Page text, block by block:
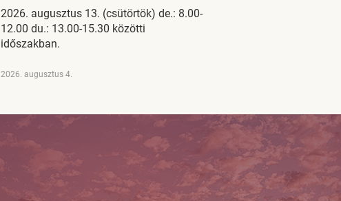
2026. augusztus 13. (csütörtök) de.: 8.00-
12.00 du.: 13.00-15.30 közötti
időszakban.
2026. augusztus 4.